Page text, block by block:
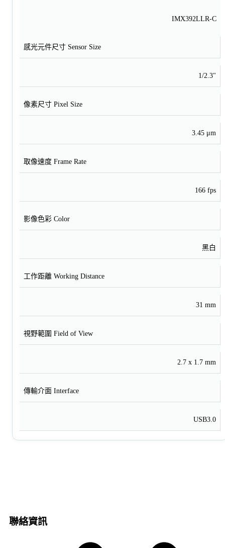
IMX392LLR-C
感光元件尺寸 Sensor Size
1/2.3"
像素尺寸 Pixel Size
3.45 μm
取像速度 Frame Rate
166 fps
影像色彩 Color
黑白
工作距離 Working Distance
31 mm
視野範圍 Field of View
2.7 x 1.7 mm
傳輸介面 Interface
USB3.0
聯絡資訊